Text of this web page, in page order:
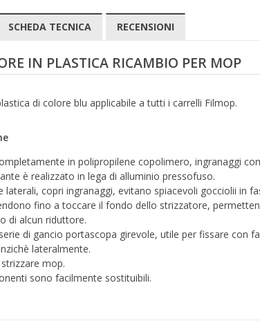
SCHEDA TECNICA RECENSIONI
IN PLASTICA RICAMBIO PER MOP
di colore blu applicabile a tutti i carrelli Filmop.
in polipropilene copolimero, ingranaggi
è realizzato in lega di alluminio pressofuso.
laterali, copri ingranaggi, evitano spiacevoli gocciolii in
fino a toccare il fondo dello strizzatore,
di alcun riduttore.
di gancio portascopa girevole, utile per fissare con
lateralmente.
mop.
sono facilmente sostituibili.